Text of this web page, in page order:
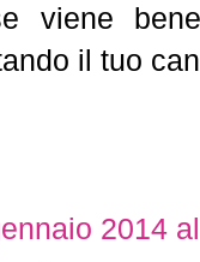
viene
il tuo
2014